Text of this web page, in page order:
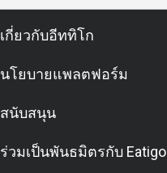
เกี่ยวกับอีททิโก
นโยบายแพลตฟอร์ม
สนับสนุน
ร่วมเป็นพันธมิตรกับ Eatigo